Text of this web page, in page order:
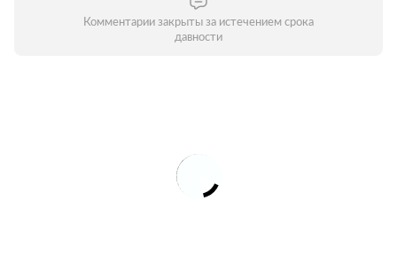
Комментарии закрыты за истечением срока
давности